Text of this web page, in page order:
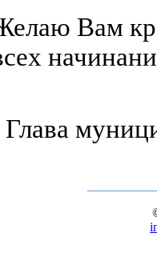
Вам
Глава